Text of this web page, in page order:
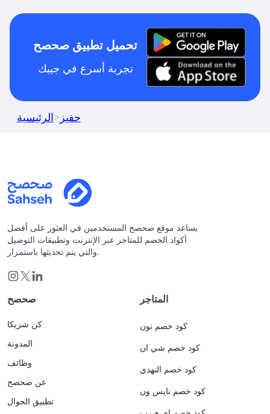
تحميل تطبيق صحصح
تجربة أسرع في جيبك
الرئيسية> حفيز
يساعد موقع صحصح المستخدمين في العثور على أفضل
أكواد الخصم للمتاجر عبر الإنترنت وتطبيقات التوصيل
والتي يتم تحديثها باستمرار.
صحصح
كن شريكا
المدونة
وظائف
عن صحصح
تطبيق الجوال
المتاجر
كود خصم نون
كود خصم شي ان
كود خصم النهدي
كود خصم نايس ون